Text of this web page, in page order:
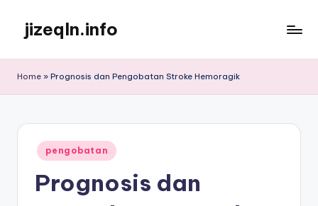
content
jizeqln.info
Untuk
Home » Prognosis dan Pengobatan Stroke Hemoragik
Posted
in
pengobatan
Prognosis dan